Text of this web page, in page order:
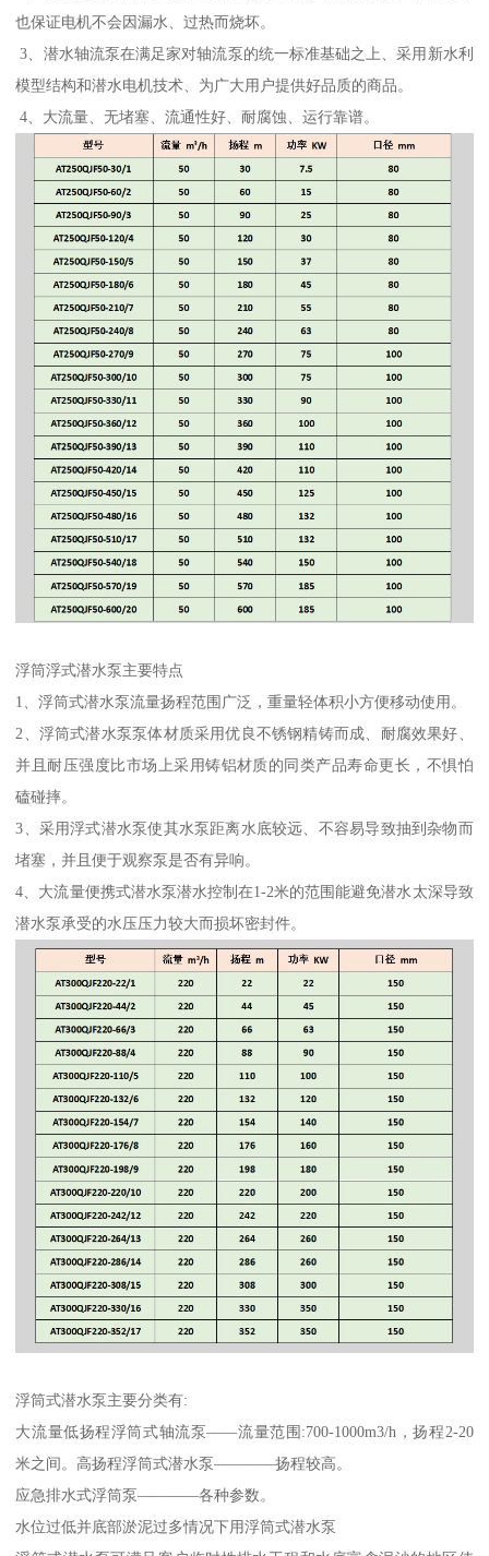
也保证电机不会因漏水、过热而烧坏。
3、潜水轴流泵在满足家对轴流泵的统一标准基础之上、采用新水利
模型结构和潜水电机技术、为广大用户提供好品质的商品。
4、大流量、无堵塞、流通性好、耐腐蚀、运行靠谱。
浮筒浮式潜水泵主要特点
1、浮筒式潜水泵流量扬程范围广泛，重量轻体积小方便移动使用。
2、浮筒式潜水泵泵体材质采用优良不锈钢精铸而成、耐腐效果好、
并且耐压强度比市场上采用铸铝材质的同类产品寿命更长，不惧怕
磕碰摔。
3、采用浮式潜水泵使其水泵距离水底较远、不容易导致抽到杂物而
堵塞，并且便于观察泵是否有异响。
4、大流量便携式潜水泵潜水控制在1-2米的范围能避免潜水太深导致
潜水泵承受的水压压力较大而损坏密封件。
浮筒式潜水泵主要分类有:
大流量低扬程浮筒式轴流泵——流量范围:700-1000m3/h，扬程2-20
米之间。高扬程浮筒式潜水泵————扬程较高。
应急排水式浮筒泵————各种参数。
水位过低并底部淤泥过多情况下用浮筒式潜水泵